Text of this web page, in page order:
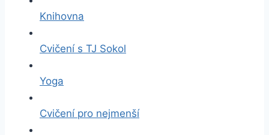
Knihovna
Cvičení s TJ Sokol
Yoga
Cvičení pro nejmenší